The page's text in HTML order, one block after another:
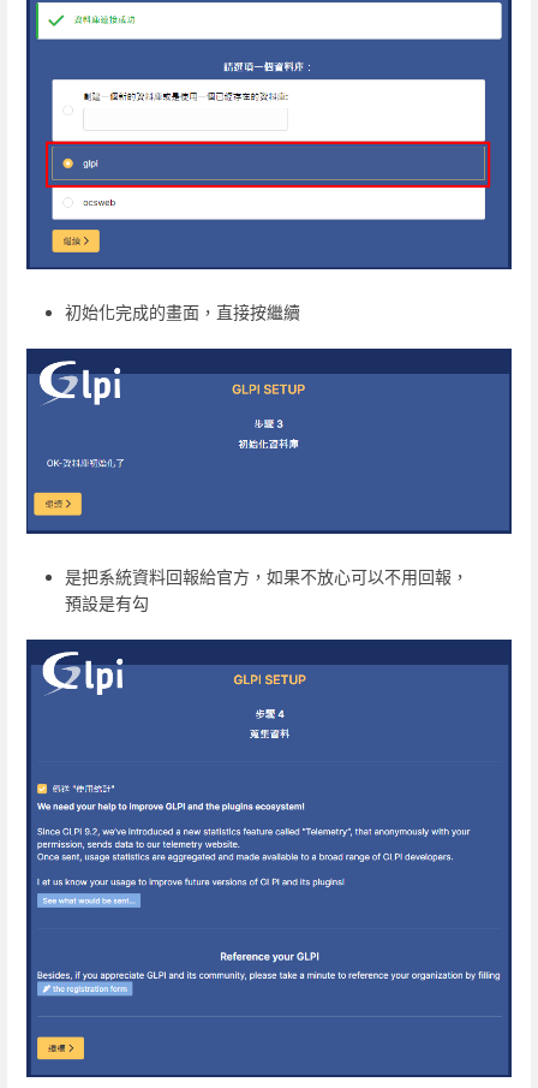
初始化完成的畫面，直接按繼續
是把系統資料回報給官方，如果不放心可以不用回報，
預設是有勾